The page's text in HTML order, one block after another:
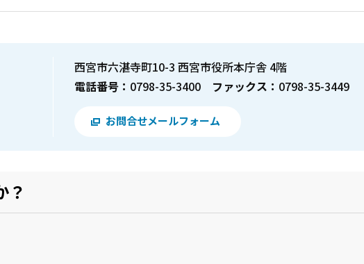
西宮市六湛寺町10-3 西宮市役所本庁舎 4階
電話番号： 0798-35-3400 ファックス： 0798-35-3449
お問合せメールフォーム
？